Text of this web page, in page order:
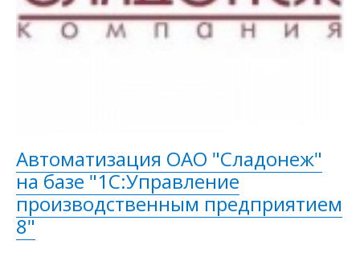
Автоматизация ОАО "Сладонеж"
на базе "1С:Управление
производственным предприятием
8"